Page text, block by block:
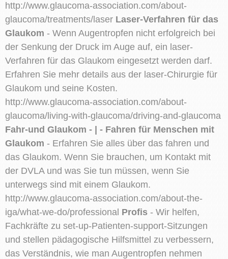
http://www.glaucoma-association.com/about-
glaucoma/treatments/laser Laser-Verfahren für das
Glaukom - Wenn Augentropfen nicht erfolgreich bei
der Senkung der Druck im Auge auf, ein laser-
Verfahren für das Glaukom eingesetzt werden darf.
Erfahren Sie mehr details aus der laser-Chirurgie für
Glaukom und seine Kosten.
http://www.glaucoma-association.com/about-
glaucoma/living-with-glaucoma/driving-and-glaucoma
Fahr-und Glaukom - | - Fahren für Menschen mit
Glaukom - Erfahren Sie alles über das fahren und
das Glaukom. Wenn Sie brauchen, um Kontakt mit
der DVLA und was Sie tun müssen, wenn Sie
unterwegs sind mit einem Glaukom.
http://www.glaucoma-association.com/about-the-
iga/what-we-do/professional Profis - Wir helfen,
Fachkräfte zu set-up-Patienten-support-Sitzungen
und stellen pädagogische Hilfsmittel zu verbessern,
das Verständnis, wie man Augentropfen nehmen